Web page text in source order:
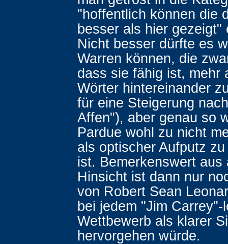
"hoffentlich können die
besser als hier gezeigt"
Nicht besser dürfte es
Warren können, die
dass sie fähig ist, mehr
Wörter hintereinander
für eine Steigerung
Affen"), aber genau so
Pardue wohl zu nicht
als optischer Aufputz
ist. Bemerkenswert aus
Hinsicht ist dann nur
von Robert Sean
bei jedem "Jim Carrey"-
Wettbewerb als klarer
hervorgehen würde.